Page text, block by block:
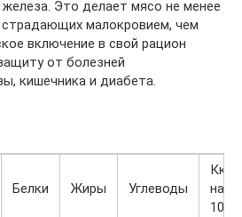
Это делает мясо не менее
малокровием, чем
включение в свой рацион
от болезней
кишечника и диабета.
Белки Жиры Углеводы
Ккал
на
100 г.